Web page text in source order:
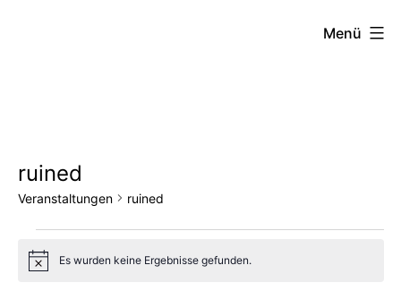
Menü
ruined
Veranstaltungen ruined
Veranstaltungen
HinweisEs wurden keine Ergebnisse gefunden.